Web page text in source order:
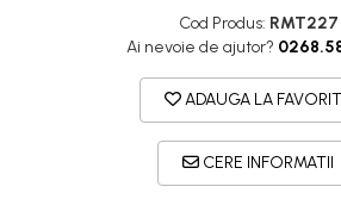
Cod Produs: RMT227
Ai nevoie de ajutor?
ADAUGA LA
CERE INFORMATII